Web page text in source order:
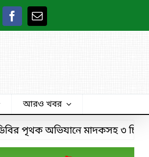
আরও খবর
অভিযানে মাদকসহ ৩ চিহ্নিত মাদক